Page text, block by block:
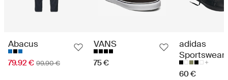
Abacus
79.92 € 99.90 €
VANS
75 €
adidas
Sportswear
60 €